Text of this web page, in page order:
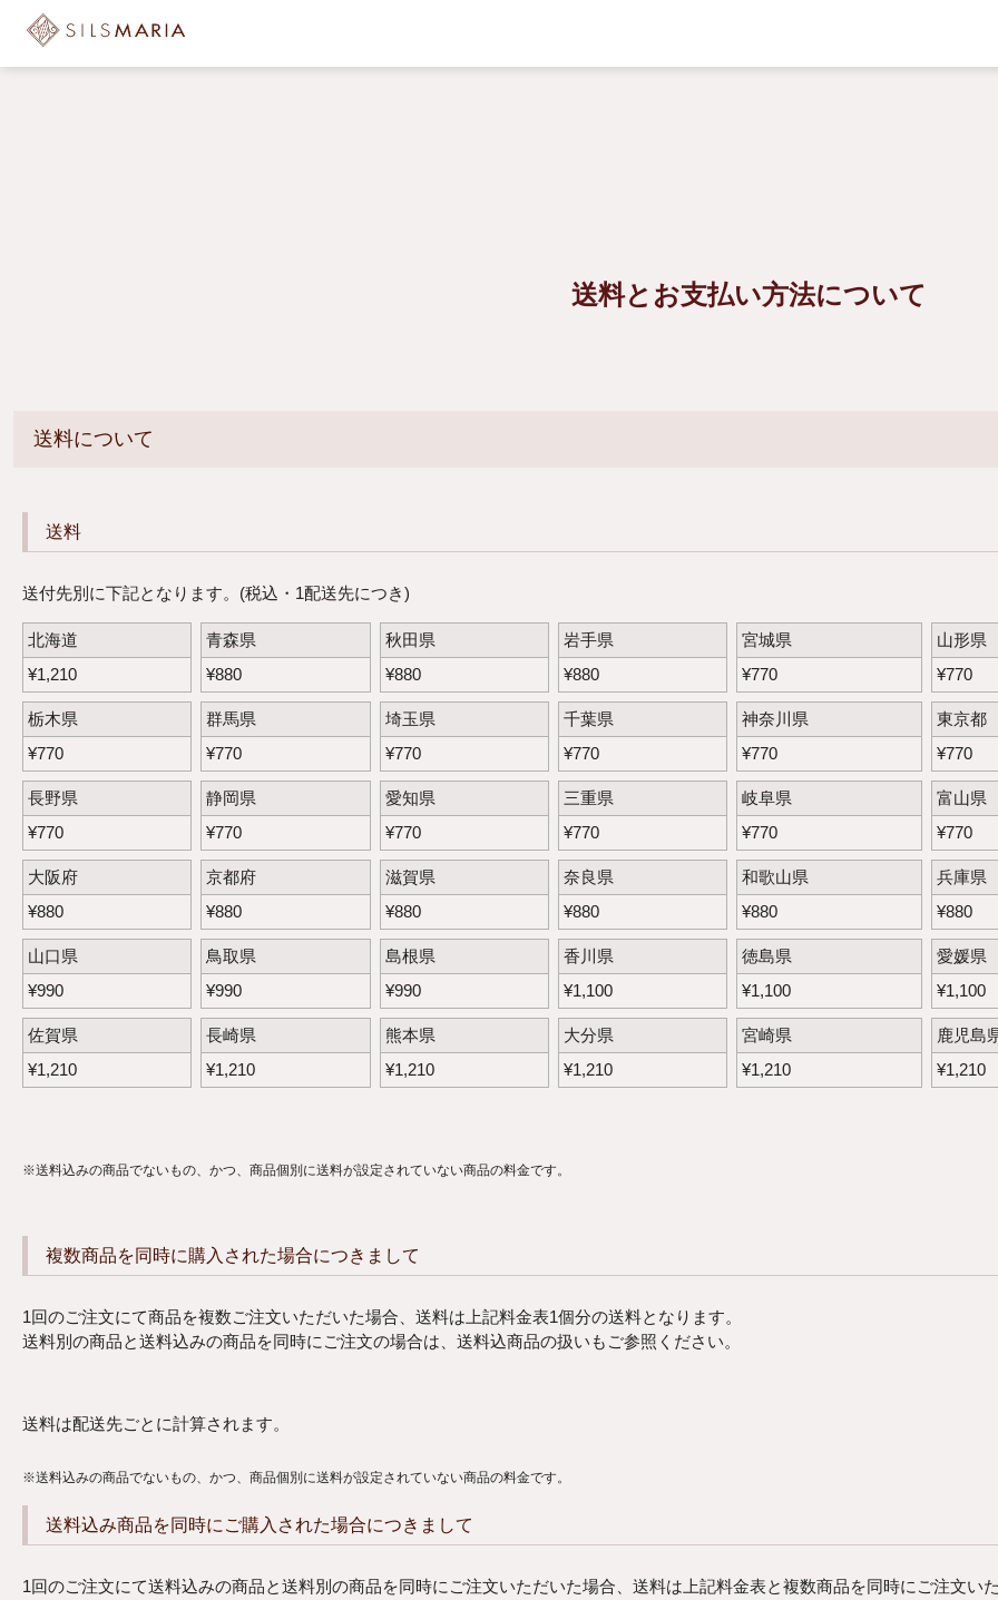
送料とお支払い方法について
送料について
送料
送付先別に下記となります。(税込・1配送先につき)
北海道
¥1,210
青森県
¥880
秋田県
¥880
岩手県
¥880
宮城県
¥770
山形県
¥770
栃木県
¥770
群馬県
¥770
埼玉県
¥770
千葉県
¥770
神奈川県
¥770
東京都
¥770
長野県
¥770
静岡県
¥770
愛知県
¥770
三重県
¥770
岐阜県
¥770
富山県
¥770
大阪府
¥880
京都府
¥880
滋賀県
¥880
奈良県
¥880
和歌山県
¥880
兵庫県
¥880
山口県
¥990
鳥取県
¥990
島根県
¥990
香川県
¥1,100
徳島県
¥1,100
愛媛県
¥1,100
佐賀県
¥1,210
長崎県
¥1,210
熊本県
¥1,210
大分県
¥1,210
宮崎県
¥1,210
鹿児島
¥1,210
送料込みの商品でないもの、かつ、商品個別に送料が設定されていない商品の料金です。
複数商品を同時に購入された場合につきまして
1回のご注文にて商品を複数ご注文いただいた場合、送料は上記料金表1個分の送料となります。
送料別の商品と送料込みの商品を同時にご注文の場合は、送料込商品の扱いもご参照ください。
送料は配送先ごとに計算されます。
送料込みの商品でないもの、かつ、商品個別に送料が設定されていない商品の料金です。
送料込み商品を同時にご購入された場合につきまして
1回のご注文にて送料込みの商品と送料別の商品を同時にご注文いただいた場合、送料は上記料金表と複数商品を同時にご注文い